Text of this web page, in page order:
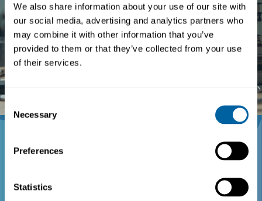
We also share information about your use of our site with
our social media, advertising and analytics partners who
may combine it with other information that you’ve
provided to them or that they’ve collected from your use
of their services.
Consent
Selection
Necessary
Preferences
Statistics
Kunskapsbank
Broschyrer och produktvideos
Nyheter